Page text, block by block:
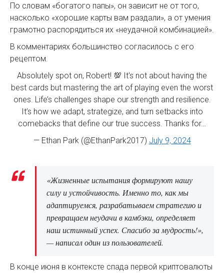
По словам «богатого папы», он зависит не от того,
насколько «хорошие карты вам раздали», а от умения
грамотно распорядиться их «неудачной комбинацией».
В комментариях большинство согласилось с его
рецептом.
Absolutely spot on, Robert! 💯 It's not about having the
best cards but mastering the art of playing even the worst
ones. Life’s challenges shape our strength and resilience.
It’s how we adapt, strategize, and turn setbacks into
comebacks that define our true success. Thanks for…
— Ethan Park (@EthanPark2017) July 9, 2024
«Жизненные испытания формируют нашу
силу и устойчивость. Именно то, как мы
адаптируемся, разрабатываем стратегию и
превращаем неудачи в камбэки, определяет
наш истинный успех. Спасибо за мудрость!»,
— написал один из пользователей.
В конце июня в контексте спада первой криптовалюты